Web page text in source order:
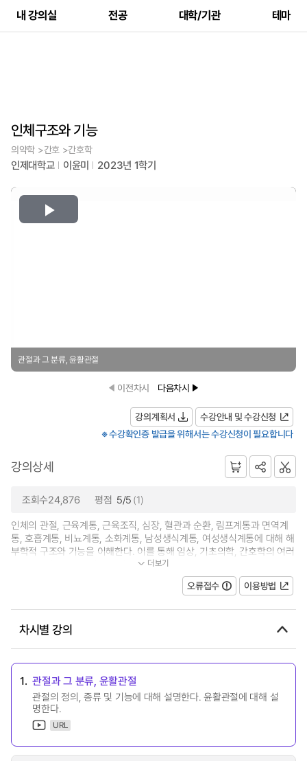
내 강의실 전공 대학/기관 테마
인체구조와 기능
의약학 >간호 >간호학
인제대학교 이윤미 2023년 1학기
Play
관절과 그 분류, 윤활관절
이전차시 다음차시
강의계획서
수강안내 및 수강신청
※ 수강확인증 발급을 위해서는 수강신청이 필요합니다
강의상세
조회수24,876 평점 5/5 (1)
인체의 관절, 근육계통, 근육조직, 심장, 혈관과 순환, 림프계통과 면역계
통, 호흡계통, 비뇨계통, 소화계통, 남성생식계통, 여성생식계통에 대해 해
부학적 구조와 기능을 이해한다. 이를 통해 임상, 기초의학, 간호학의 여러
교과목에 활용할 수 있도록 실제... 더보기
오류접수 이용방법
차시별 강의
1. 관절과 그 분류, 윤활관절
관절의 정의, 종류 및 기능에 대해 설명한다. 윤활관절에 대해 설
명한다.
URL